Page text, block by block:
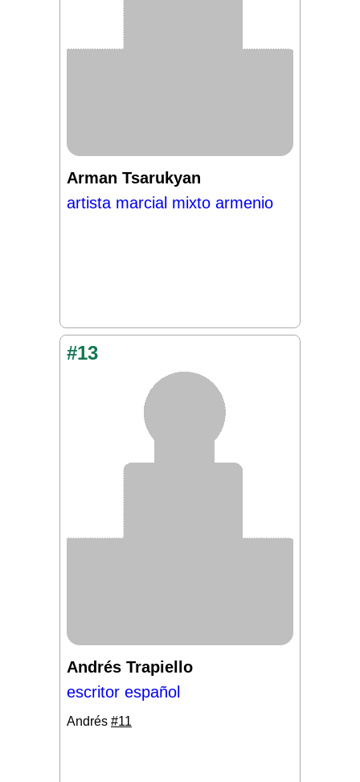
Arman Tsarukyan
artista marcial mixto armenio
#13
Andrés Trapiello
escritor español
Andrés #11